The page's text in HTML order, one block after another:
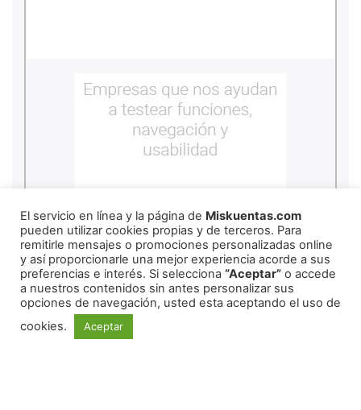
copyrightmiskuentas2026
Redes Sociales
El servicio en línea y la página de Miskuentas.com
pueden utilizar cookies propias y de terceros. Para
remitirle mensajes o promociones personalizadas online
y así proporcionarle una mejor experiencia acorde a sus
preferencias e interés. Si selecciona “Aceptar” o accede
a nuestros contenidos sin antes personalizar sus
opciones de navegación, usted esta aceptando el uso de
cookies.
Aceptar